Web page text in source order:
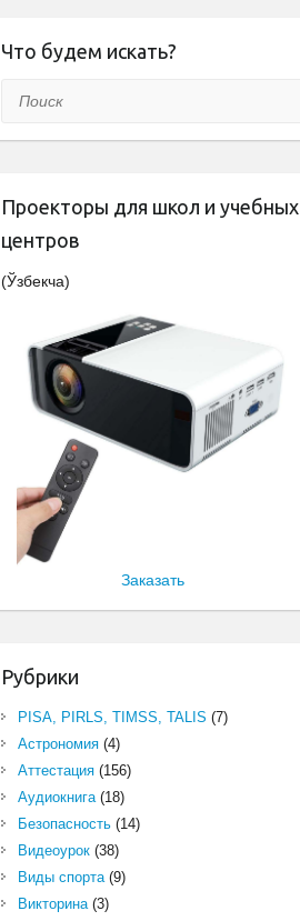
Что будем искать?
Поиск
Проекторы для школ и учебных
центров
(Ўзбекча)
Заказать
Рубрики
PISA, PIRLS, TIMSS, TALIS (7)
Астрономия(4)
Аттестация(156)
Аудиокнига(18)
Безопасность(14)
Видеоурок(38)
Виды спорта(9)
Викторина(3)